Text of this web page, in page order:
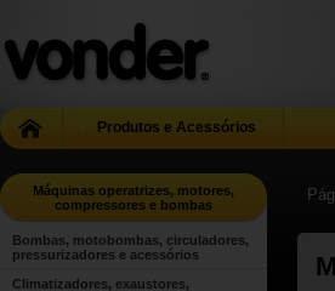
Produtos e Acessórios
Máquinas operatrizes, motores,
compressores e bombas
Bombas, motobombas, circuladores,
pressurizadores e acessórios
Climatizadores, exaustores,